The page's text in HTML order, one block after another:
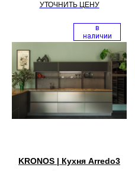
УТОЧНИТЬ ЦЕНУ
в
наличии
KRONOS | Кухня Arredo3